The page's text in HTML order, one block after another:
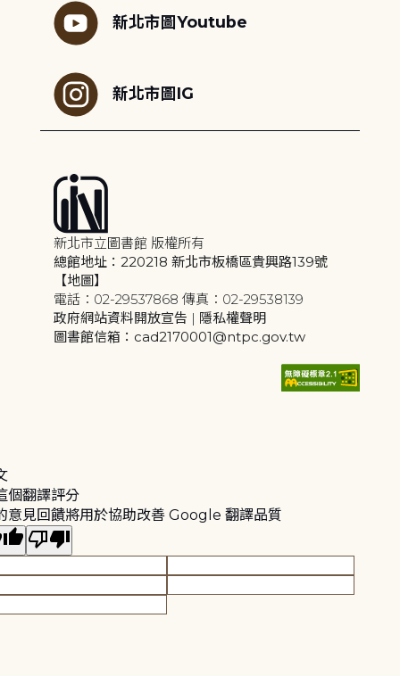
新北市圖Youtube
新北市圖IG
新北市立圖書館 版權所有
總館地址：220218 新北市板橋區貴興路139號
【地圖】
電話：02-29537868 傳真：02-29538139
政府網站資料開放宣告 | 隱私權聲明
圖書館信箱：cad2170001@ntpc.gov.tw
個翻譯評分
意見回饋將用於協助改善 Google 翻譯品質